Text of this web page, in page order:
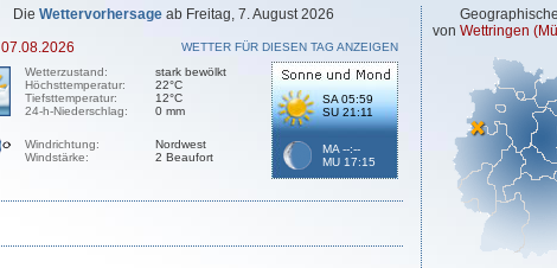
Die Wettervorhersage ab Freitag, 7. August 2026
07.08.2026
WETTER FÜR DIESEN TAG ANZEIGEN
Wetterzustand:
Höchsttemperatur:
Tiefsttemperatur:
24-h-Niederschlag:
stark bewölkt
22°C
12°C
0 mm
SA 05:59
SU 21:11
MA --:--
MU 17:15
Windrichtung:
Windstärke:
Nordwest
2 Beaufort
von Wettringen